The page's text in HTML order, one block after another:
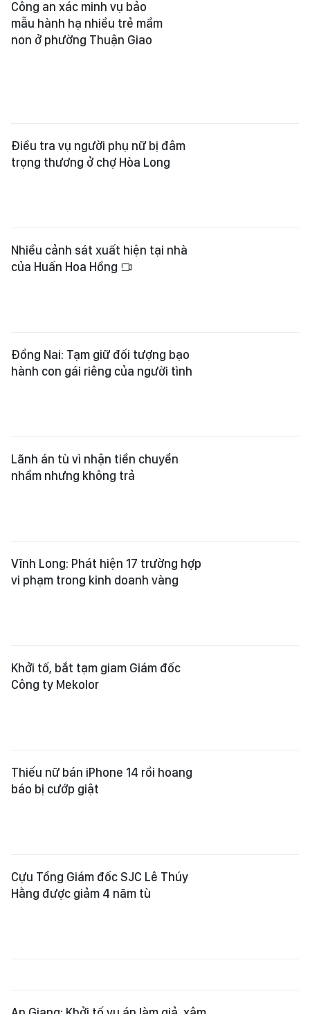
Công an xác minh vụ bảo
mẫu hành hạ nhiều trẻ mầm
non ở phường Thuận Giao
Điều tra vụ người phụ nữ bị đâm
trọng thương ở chợ Hòa Long
Nhiều cảnh sát xuất hiện tại nhà
của Huấn Hoa Hồng
Đồng Nai: Tạm giữ đối tượng bạo
hành con gái riêng của người tình
Lãnh án tù vì nhận tiền chuyển
nhầm nhưng không trả
Vĩnh Long: Phát hiện 17 trường hợp
vi phạm trong kinh doanh vàng
Khởi tố, bắt tạm giam Giám đốc
Công ty Mekolor
Thiếu nữ bán iPhone 14 rồi hoang
báo bị cướp giật
Cựu Tổng Giám đốc SJC Lê Thúy
Hằng được giảm 4 năm tù